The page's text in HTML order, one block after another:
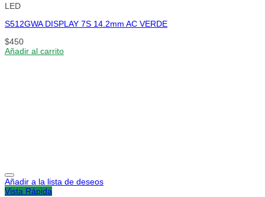
LED
S512GWA DISPLAY 7S 14.2mm AC VERDE
$450
Añadir al carrito
Añadir a la lista de deseos
Vista Rápida